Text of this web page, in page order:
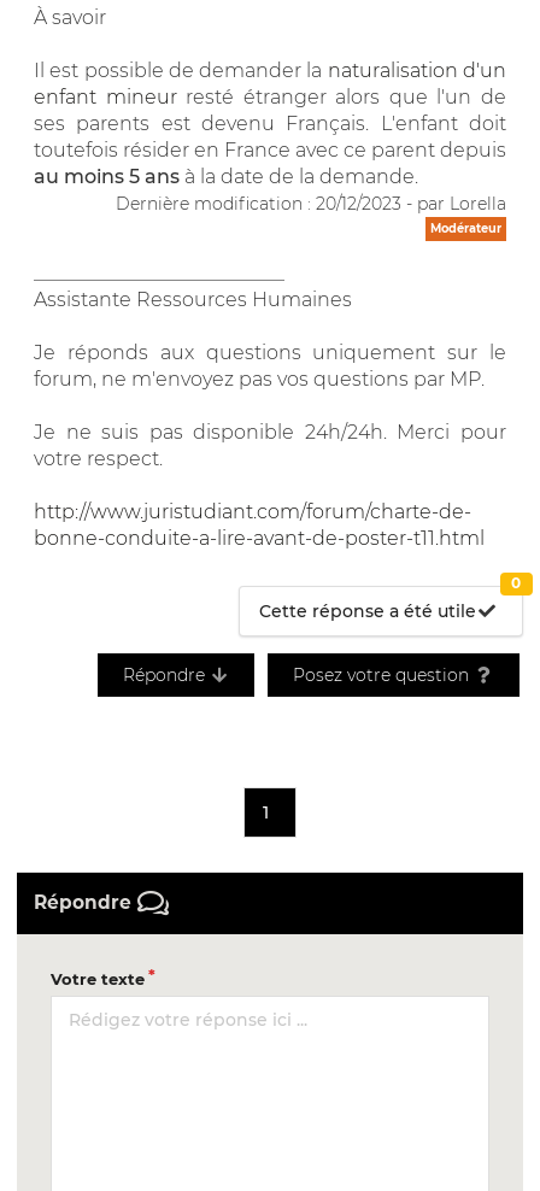
À savoir
Il est possible de demander la naturalisation d'un
enfant mineurresté étranger alors que l'un de
ses parents est devenu Français. L'enfant doit
toutefois résider en France avec ce parent depuis
au moins 5 ans à la date de la demande.
Dernière modification : 20/12/2023 - par Lorella
Modérateur
Assistante Ressources Humaines
Je réponds aux questions uniquement sur le
forum, ne m'envoyez pas vos questions par MP.
Je ne suis pas disponible 24h/24h. Merci pour
votre respect.
http://www.juristudiant.com/forum/charte-de-
bonne-conduite-a-lire-avant-de-poster-t11.html
Cette réponse a été utile
0
Répondre Posez votre question
1
Répondre
Votre texte